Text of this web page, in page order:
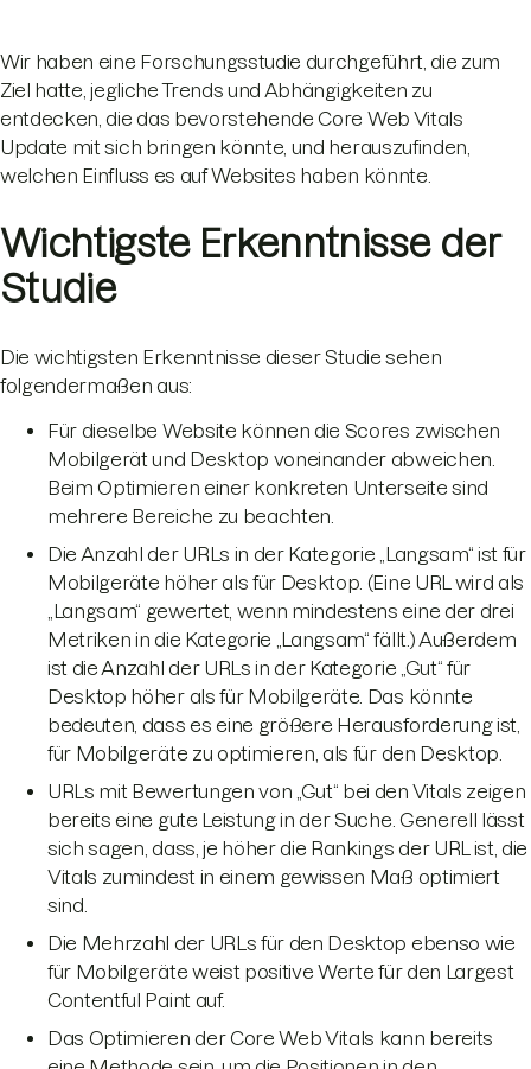
Wir haben eine Forschungsstudie durchgeführt, die zum
Ziel hatte, jegliche Trends und Abhängigkeiten zu
entdecken, die das bevorstehende Core Web Vitals
Update mit sich bringen könnte, und herauszufinden,
welchen Einfluss es auf Websites haben könnte.
Wichtigste Erkenntnisse der
Studie
Die wichtigsten Erkenntnisse dieser Studie sehen
folgendermaßen aus:
Für dieselbe Website können die Scores zwischen
Mobilgerät und Desktop voneinander abweichen.
Beim Optimieren einer konkreten Unterseite sind
mehrere Bereiche zu beachten.
Die Anzahl der URLs in der Kategorie „Langsam“ ist für
Mobilgeräte höher als für Desktop. (Eine URL wird als
„Langsam“ gewertet, wenn mindestens eine der drei
Metriken in die Kategorie „Langsam“ fällt.) Außerdem
ist die Anzahl der URLs in der Kategorie „Gut“ für
Desktop höher als für Mobilgeräte. Das könnte
bedeuten, dass es eine größere Herausforderung ist,
für Mobilgeräte zu optimieren, als für den Desktop.
URLs mit Bewertungen von „Gut“ bei den Vitals zeigen
bereits eine gute Leistung in der Suche. Generell lässt
sich sagen, dass, je höher die Rankings der URL ist, die
Vitals zumindest in einem gewissen Maß optimiert
sind.
Die Mehrzahl der URLs für den Desktop ebenso wie
für Mobilgeräte weist positive Werte für den Largest
Contentful Paint auf.
Das Optimieren der Core Web Vitals kann bereits